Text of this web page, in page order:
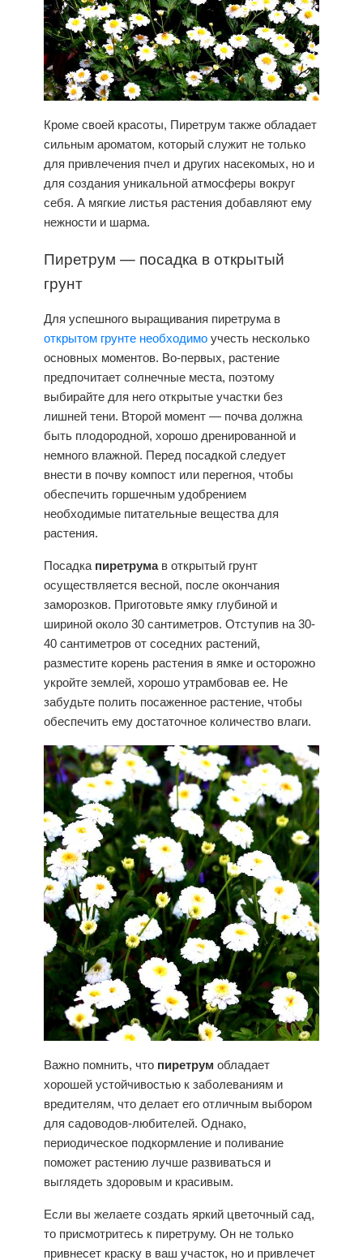
Кроме своей красоты, Пиретрум также обладает
сильным ароматом, который служит не только
для привлечения пчел и других насекомых, но и
для создания уникальной атмосферы вокруг
себя. А мягкие листья растения добавляют ему
нежности и шарма.
Пиретрум — посадка в открытый
грунт
Для успешного выращивания пиретрума в
открытом грунте необходимо учесть несколько
основных моментов. Во-первых, растение
предпочитает солнечные места, поэтому
выбирайте для него открытые участки без
лишней тени. Второй момент — почва должна
быть плодородной, хорошо дренированной и
немного влажной. Перед посадкой следует
внести в почву компост или перегноя, чтобы
обеспечить горшечным удобрением
необходимые питательные вещества для
растения.
Посадка пиретрумав открытый грунт
осуществляется весной, после окончания
заморозков. Приготовьте ямку глубиной и
шириной около 30 сантиметров. Отступив на 30-
40 сантиметров от соседних растений,
разместите корень растения в ямке и осторожно
укройте землей, хорошо утрамбовав ее. Не
забудьте полить посаженное растение, чтобы
обеспечить ему достаточное количество влаги.
Важно помнить, что пиретрум обладает
хорошей устойчивостью к заболеваниям и
вредителям, что делает его отличным выбором
для садоводов-любителей. Однако,
периодическое подкормление и поливание
поможет растению лучше развиваться и
выглядеть здоровым и красивым.
Если вы желаете создать яркий цветочный сад,
то присмотритесь к пиретруму. Он не только
привнесет краску в ваш участок, но и привлечет